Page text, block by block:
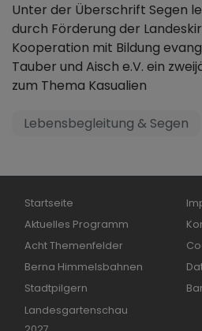
Unter der Überschrift Segen
durch Förderung der
Kooperation mit Bildung
Tauber und Aisch e.V. ein
zum Thema Kasualien
Lebensbegleitung & Segen
Hauptnavigation
Startseite
Aktuelles Programm
Acht Themenfelder
Berna Himmelsbahnen
Stadtpilgern
Landesgartenschau